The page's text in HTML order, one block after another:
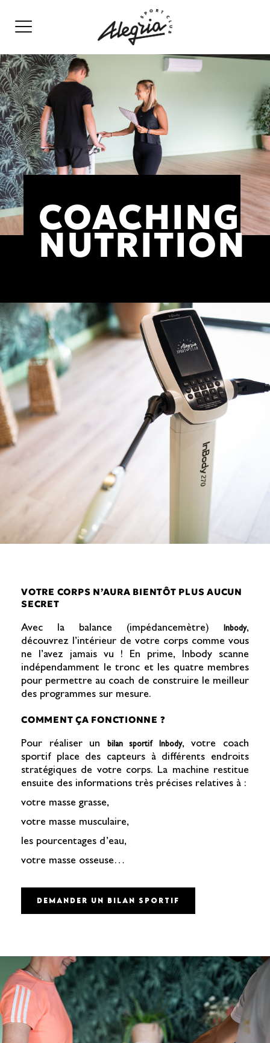
COACHING
NUTRITION
VOTRE CORPS N’AURA BIENTÔT PLUS AUCUN
SECRET
Avec la balance (impédancemètre) Inbody,
découvrez l’intérieur de votre corps comme vous
ne l’avez jamais vu ! En prime, Inbody scanne
indépendamment le tronc et les quatre membres
pour permettre au coach de construire le meilleur
des programmes sur mesure.
COMMENT ÇA FONCTIONNE ?
Pour réaliser un bilan sportif Inbody, votre coach
sportif place des capteurs à différents endroits
stratégiques de votre corps. La machine restitue
ensuite des informations très précises relatives à :
votre masse grasse,
votre masse musculaire,
les pourcentages d’eau,
votre masse osseuse…
DEMANDER UN BILAN SPORTIF